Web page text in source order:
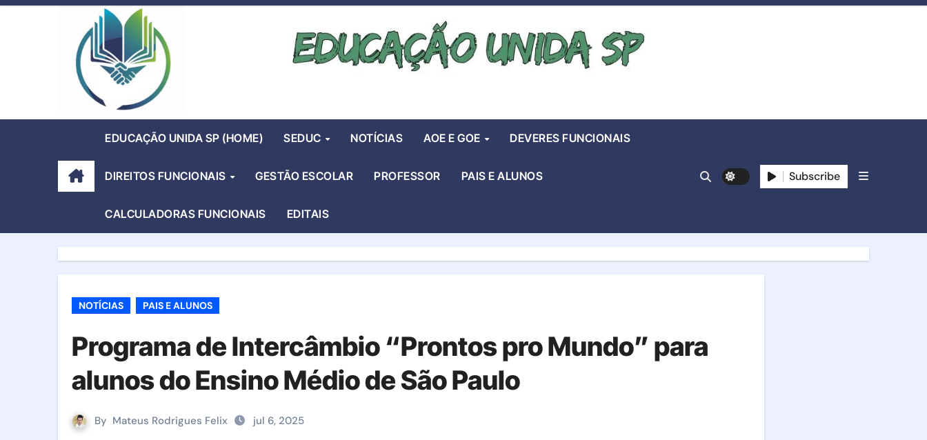
Skip
EDUCAÇÃO UNIDA SP (HOME) SEDUC NOTÍCIAS AOE E GOE DEVERES FUNCIONAIS
DIREITOS FUNCIONAIS GESTÃO ESCOLAR PROFESSOR PAIS E ALUNOS
CALCULADORAS FUNCIONAIS EDITAIS
Subscribe
NOTÍCIAS PAIS E ALUNOS
Programa de Intercâmbio “Prontos pro Mundo” para
alunos do Ensino Médio de São Paulo
By Mateus Rodrigues Felix jul 6, 2025